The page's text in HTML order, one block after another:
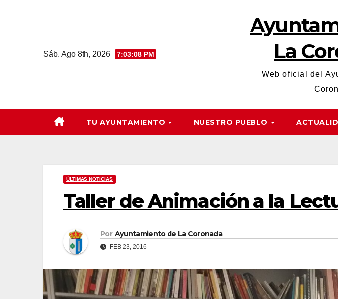
Sáb. Ago 8th, 2026 7:03:09 PM
La
Web oficial del
TU AYUNTAMIENTO NUESTRO PUEBLO
ÚLTIMAS NOTICIAS
Taller de Animación a la
Por Ayuntamiento de La Coronada
FEB 23, 2016